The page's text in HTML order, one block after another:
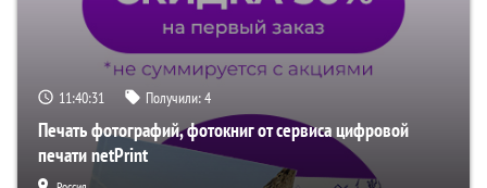
11:40:30 Получили:4
Печать фотографий, фотокниг от сервиса цифровой
печати netPrint